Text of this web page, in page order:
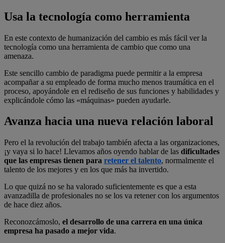
Usa la tecnología como herramienta
En este contexto de humanización del cambio es más fácil ver la
tecnología como una herramienta de cambio que como una
amenaza.
Este sencillo cambio de paradigma puede permitir a la empresa
acompañar a su empleado de forma mucho menos traumática en el
proceso, apoyándole en el rediseño de sus funciones y habilidades y
explicándole cómo las «máquinas» pueden ayudarle.
Avanza hacia una nueva relación laboral
Pero el la revolución del trabajo también afecta a las organizaciones,
¡y vaya si lo hace! Llevamos años oyendo hablar de las dificultades
que las empresas tienen para retener el talento, normalmente el
talento de los mejores y en los que más ha invertido.
Lo que quizá no se ha valorado suficientemente es que a esta
avanzadilla de profesionales no se los va retener con los argumentos
de hace diez años.
Reconozcámoslo, el desarrollo de una carrera en una única
empresa ha pasado a mejor vida.